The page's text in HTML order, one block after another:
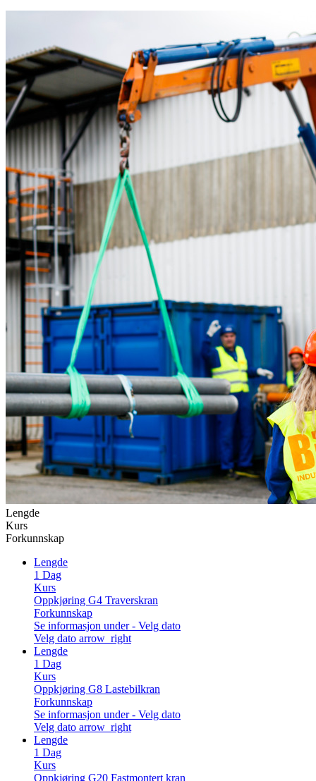
Lengde
Kurs
Forkunnskap
Lengde
1 Dag
Kurs
Oppkjøring G4 Traverskran
Forkunnskap
Se informasjon under - Velg dato
Velg dato arrow_right
Lengde
1 Dag
Kurs
Oppkjøring G8 Lastebilkran
Forkunnskap
Se informasjon under - Velg dato
Velg dato arrow_right
Lengde
1 Dag
Kurs
Oppkjøring G20 Fastmontert kran